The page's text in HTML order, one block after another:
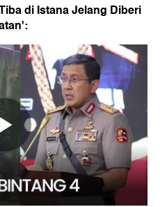
di Istana Jelang Diberi